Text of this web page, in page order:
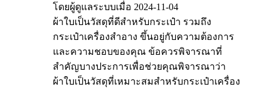
โดยผู้ดูแลระบบเมื่อ 2024-11-04
ผ้าใบเป็นวัสดุที่ดีสำหรับกระเป๋า รวมถึง
กระเป๋าเครื่องสำอาง ขึ้นอยู่กับความต้องการ
และความชอบของคุณ ข้อควรพิจารณาที่
สำคัญบางประการเพื่อช่วยคุณพิจารณาว่า
ผ้าใบเป็นวัสดุที่เหมาะสมสำหรับกระเป๋าเครื่อง